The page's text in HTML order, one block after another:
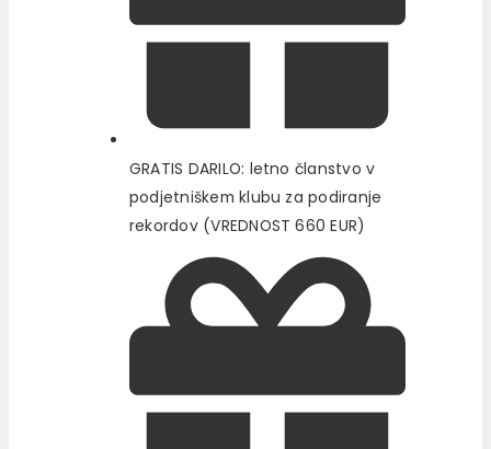
GRATIS DARILO: letno članstvo v
podjetniškem klubu za podiranje
rekordov (VREDNOST 660 EUR)